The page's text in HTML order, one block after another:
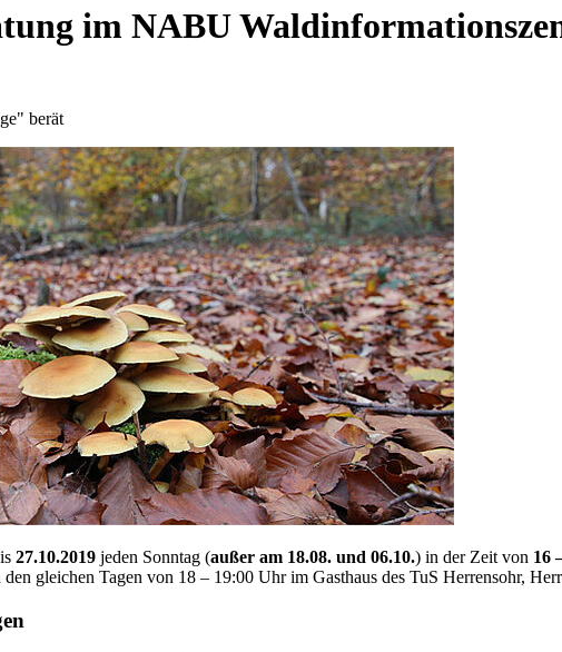
im NABU
berät
27.10.2019 jeden Sonntag (außer am 18.08. und 06.10.) in der Zeit von 16
gleichen Tagen von 18 – 19:00 Uhr im Gasthaus des TuS Herrensohr,